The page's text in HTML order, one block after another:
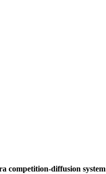
competition-diffusion